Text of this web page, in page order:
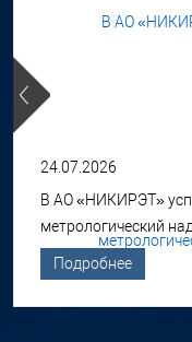
24.07.2026
В АО «НИКИРЭТ»
метрологический
Подробнее